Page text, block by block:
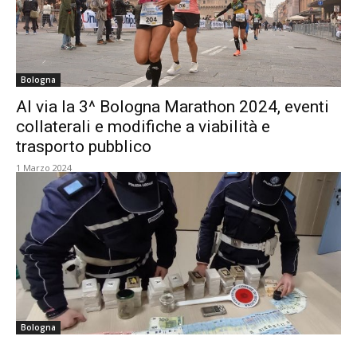
Bologna
Al via la 3^ Bologna Marathon 2024, eventi
collaterali e modifiche a viabilità e
trasporto pubblico
1 Marzo 2024
Bologna